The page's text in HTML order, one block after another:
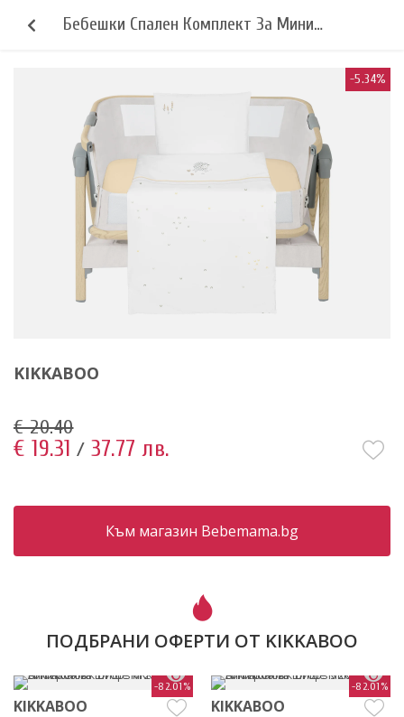
-5.34%
KIKKABOO
Бебешки Спален Комплект За Мини
€ 20.40
€ 19.31 / 37.77 лв.
Към магазин Bebemama.bg
ПОДБРАНИ ОФЕРТИ ОТ KIKKABOO
-82.01%
KIKKABOO
-82.01%
KIKKABOO